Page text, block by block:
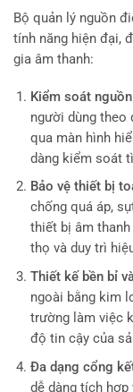
Bộ quản lý nguồn
tính năng hiện đại,
gia âm thanh:
Kiểm soát
người dùng theo
qua màn hình
dàng kiểm soát
Bảo vệ thiết bị
chống quá áp,
thiết bị âm
thọ và duy trì
Thiết kế bền bỉ
ngoài bằng kim
trường làm việc
độ tin cậy của
Đa dạng cổng
dễ dàng tích